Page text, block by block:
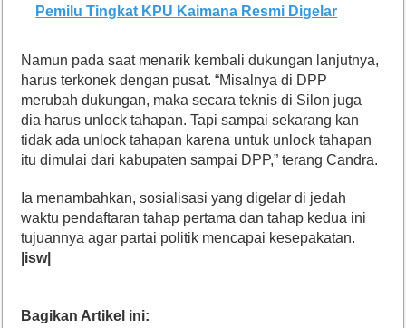
Pemilu Tingkat KPU Kaimana Resmi Digelar
Namun pada saat menarik kembali dukungan lanjutnya,
harus terkonek dengan pusat. “Misalnya di DPP
merubah dukungan, maka secara teknis di Silon juga
dia harus unlock tahapan. Tapi sampai sekarang kan
tidak ada unlock tahapan karena untuk unlock tahapan
itu dimulai dari kabupaten sampai DPP,” terang Candra.
Ia menambahkan, sosialisasi yang digelar di jedah
waktu pendaftaran tahap pertama dan tahap kedua ini
tujuannya agar partai politik mencapai kesepakatan.
|isw|
Bagikan Artikel ini: